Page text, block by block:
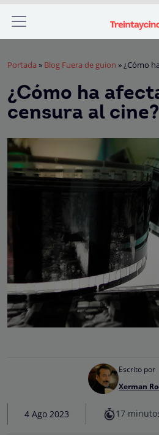
Portada » Blog Fuera de guion »¿Cómo
¿Cómo ha
censura al cine?
Escrito por
Xerman
4 Ago 2023 17